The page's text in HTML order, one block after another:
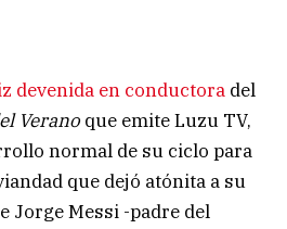
devenida en conductora del
Verano que emite Luzu TV,
normal de su ciclo para
que dejó atónita a su
Jorge Messi -padre del